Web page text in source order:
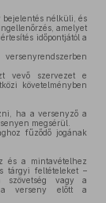
bejelentés nélküli, és
amelyet
időpontjától a
vevő szervezet e
követelményben
ha a versenyző a
megsérül.
fűződő jogának
és a mintavételhez
tárgyi feltételeket –
szövetség vagy a
a verseny előtt a